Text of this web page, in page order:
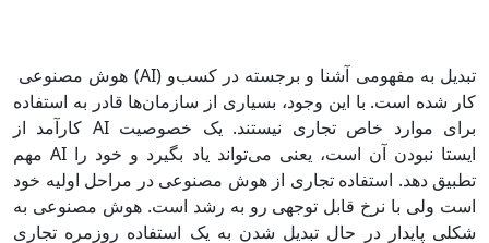
کار شده است. با این‌ وجود، بسیاری از سازمان‌ها قادر به استفاده
کارآمد از AI برای موارد خاص تجاری نیستند. یک خصوصیت
مهم AI ایستا نبودن آن است، یعنی می‌تواند یاد بگیرد و خود را
تطبیق دهد. استفاده تجاری از هوش مصنوعی در مراحل اولیه خود
است ولی با نرخ قابل‌ توجهی رو به رشد است. هوش مصنوعی به
شکلی پایدار در حال تبدیل شدن به یک استفاده روزمره تجاری